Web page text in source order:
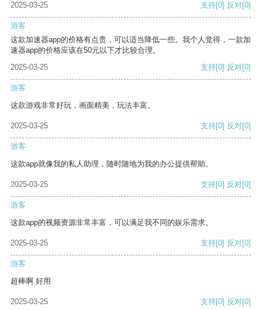
2025-03-25
支持[0] 反对[0]
游客
这款加速器app的价格有点贵，可以适当降低一些。我个人觉得，一款加
速器app的价格应该在50元以下才比较合理。
2025-03-25
支持[0] 反对[0]
游客
这款游戏非常好玩，画面精美，玩法丰富。
2025-03-25 支持[0] 反对[0]
游客
这款app就像我的私人助理，随时随地为我的办公提供帮助。
2025-03-25 支持[0] 反对[0]
游客
这款app的视频资源非常丰富，可以满足我不同的娱乐需求。
2025-03-25 支持[0] 反对[0]
游客
超棒啊 好用
2025-03-25 支持[0] 反对[0]